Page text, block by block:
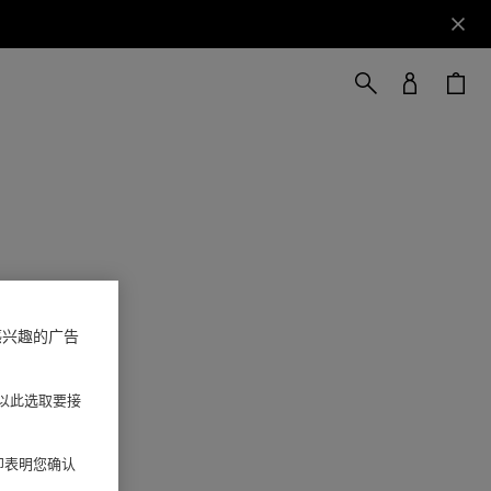
趣的广告
此选取要接
明您确认